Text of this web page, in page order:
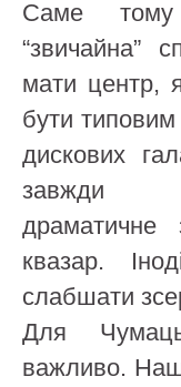
Саме
“звичайна”
мати центр,
бути типовим
дискових
завжди
драматичне
квазар.
слабшати
Для
важливо.